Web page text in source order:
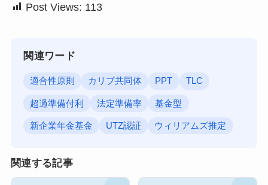
Post Views: 113
関連ワード
適合性原則 カリブ共同体 PPT TLC
超過準備付利 法定準備率 基金型
新企業年金基金 UTZ認証 ウィリアムズ推定
関連する記事